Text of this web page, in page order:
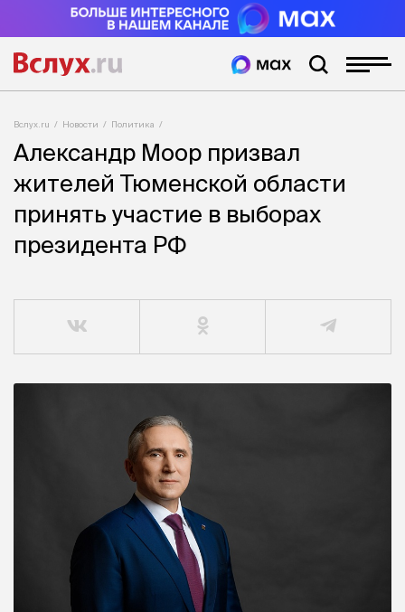
Вслух.ru Новости Политика
Александр Моор призвал
жителей Тюменской области
принять участие в выборах
президента РФ